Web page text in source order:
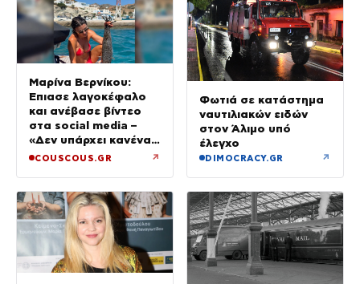
Μαρίνα Βερνίκου:
Έπιασε λαγοκέφαλο
και ανέβασε βίντεο
στα social media –
«Δεν υπάρχει κανένας
λόγος να φοβόμαστε»
COUSCOUS.GR ↗
Φωτιά σε κατάστημα
ναυτιλιακών ειδών
στον Άλιμο υπό
έλεγχο
DIMOCRACY.GR ↗